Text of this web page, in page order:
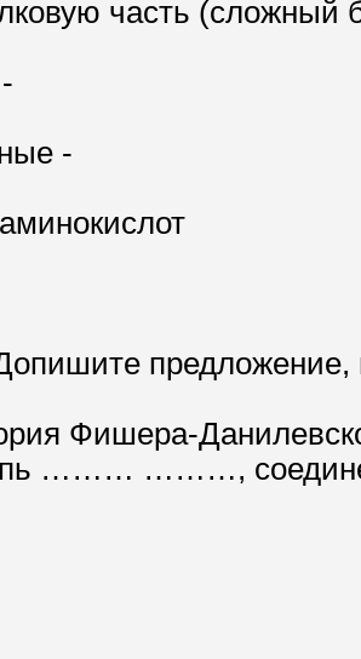
часть (сложный
-
предложение,
Фишера-
……… ………,